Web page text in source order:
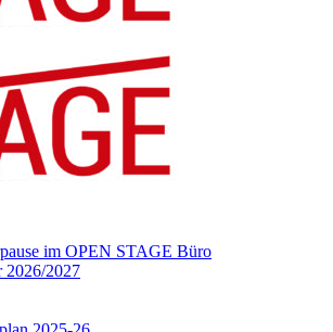
im OPEN STAGE Büro
2026/2027